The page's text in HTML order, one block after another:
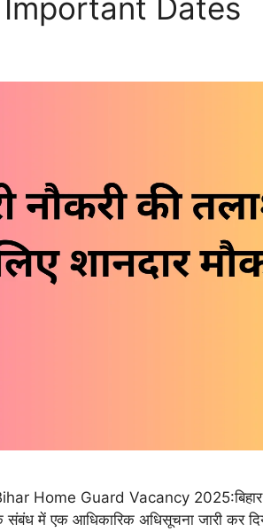
Dates
Home Guard Vacancy 2025:बिहार
के संबंध में एक आधिकारिक अधिसूचना जारी कर